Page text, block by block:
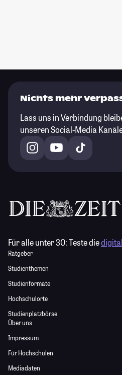
Nichts mehr
Lass uns in Verbindung
unseren Social-Media
Für alle unter 30:Teste die
Ratgeber
Studienthemen
Studienformate
Hochschulorte
Studienplatzbörse
Über uns
Impressum
Für Hochschulen
Mediadaten